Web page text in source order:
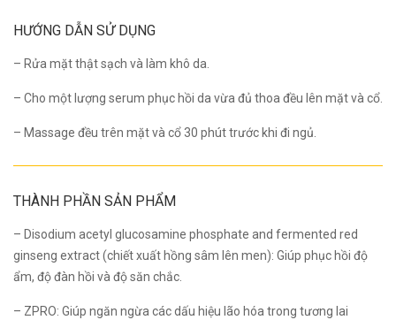
HƯỚNG DẪN SỬ DỤNG
– Rửa mặt thật sạch và làm khô da.
– Cho một lượng serum phục hồi da vừa đủ thoa đều lên mặt và cổ.
– Massage đều trên mặt và cổ 30 phút trước khi đi ngủ.
THÀNH PHẦN SẢN PHẨM
– Disodium acetyl glucosamine phosphate and fermented red
ginseng extract(chiết xuất hồng sâm lên men): Giúp phục hồi độ
ẩm, độ đàn hồi và độ săn chắc.
– ZPRO: Giúp ngăn ngừa các dấu hiệu lão hóa trong tương lai